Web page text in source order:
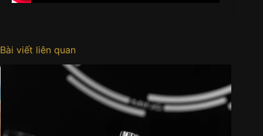
Bài viết liên quan